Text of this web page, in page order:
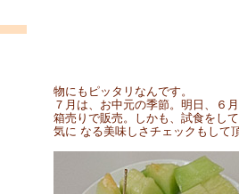
物にもピッタリなんです。
７月は、お中元の季節。明日、６
箱売りで販売。しかも、試食をし
気に なる美味しさチェックもして